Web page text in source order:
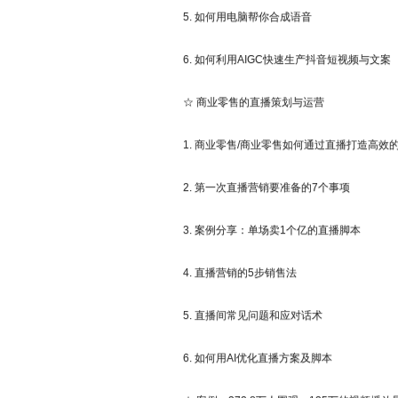
5. 如何用电脑帮你合成语音
6. 如何利用AIGC快速生产抖音短视频与文案
☆ 商业零售的直播策划与运营
1. 商业零售/商业零售如何通过直播打造高效
2. 第一次直播营销要准备的7个事项
3. 案例分享：单场卖1个亿的直播脚本
4. 直播营销的5步销售法
5. 直播间常见问题和应对话术
6. 如何用AI优化直播方案及脚本